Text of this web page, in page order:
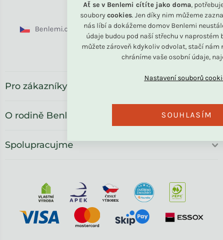
Ať se v Benlemi cítíte jako doma,
soubory cookies. Jen díky nim můžeme
nás líbí a dokážeme domov Benlemi
údaje budou pod naší střechu v naprostém
můžete zároveň kdykoliv odvolat, stačí nám
chráníme vaše osobní údaje,
SOUHLASÍM
Benlemi.cz Benlemi.sk Benlemi.com
Benlemi.ro
Pro zákazníky
O rodině Benlemi
Spolupracujme